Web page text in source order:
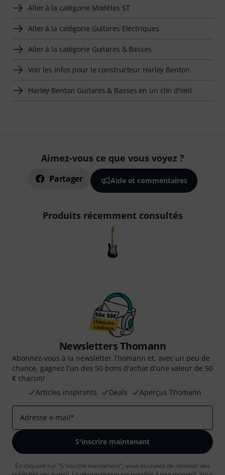
Aller à la catégorie Modèles ST
Aller à la catégorie Guitares Electriques
Aller à la catégorie Guitares & Basses
Voir les infos pour le constructeur Harley Benton
Harley Benton Guitares & Basses en un clin d'oeil
Aimez-vous ce que vous voyez ?
Partager Aide et commentaires
Produits récemment consultés
Newsletters Thomann
Abonnez-vous à la newsletter Thomann et, avec un peu de
chance, gagnez l'un des 50 bons d'achat d'une valeur de 50
€ chacun!
Articles inspirants
Deals Aperçus Thomann
Adresse e-mail*
S'inscrire maintenant
En cliquant sur "S'inscrire maintenant", vous acceptez de recevoir des